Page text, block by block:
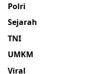
Polri
Sejarah
TNI
UMKM
Viral